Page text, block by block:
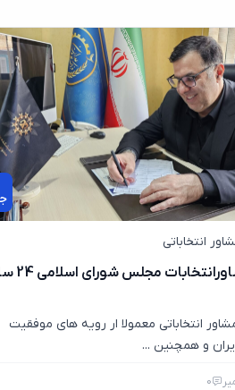
انتخاباتی
بهترین
انتخاباتی معمولا ار رویه های موفقیت
و همچنین ...
0